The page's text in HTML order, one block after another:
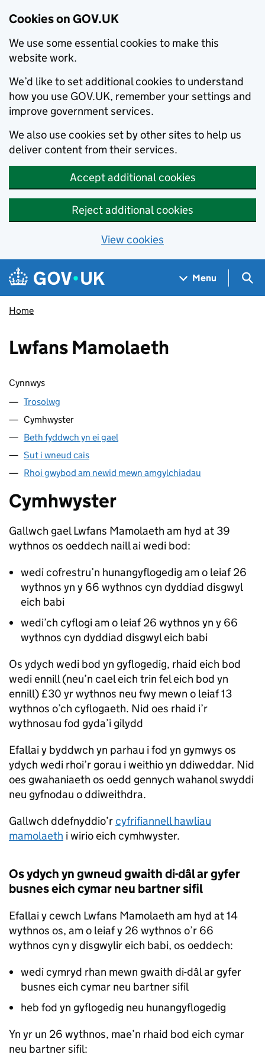
Cookies on GOV.UK
We use some essential cookies to make this
website work.
We’d like to set additional cookies to understand
how you use GOV.UK, remember your settings and
improve government services.
We also use cookies set by other sites to help us
deliver content from their services.
Accept additional cookies
Reject additional cookies
View cookies
Skip to main content
Navigation menu
Menu
Home
Lwfans Mamolaeth
Sgipio cynnwys
Cynnwys
Trosolwg
Cymhwyster
Beth fyddwch yn ei gael
Sut i wneud cais
Rhoi gwybod am newid mewn amgylchiadau
Cymhwyster
Gallwch gael Lwfans Mamolaeth am hyd at 39
wythnos os oeddech naill ai wedi bod:
wedi cofrestru’n hunangyflogedig am o leiaf 26
wythnos yn y 66 wythnos cyn dyddiad disgwyl
eich babi
wedi’ch cyflogi am o leiaf 26 wythnos yn y 66
wythnos cyn dyddiad disgwyl eich babi
Os ydych wedi bod yn gyflogedig, rhaid eich bod
wedi ennill (neu’n cael eich trin fel eich bod yn
ennill) £30 yr wythnos neu fwy mewn o leiaf 13
wythnos o’ch cyflogaeth. Nid oes rhaid i’r
wythnosau fod gyda’i gilydd
Efallai y byddwch yn parhau i fod yn gymwys os
ydych wedi rhoi’r gorau i weithio yn ddiweddar. Nid
oes gwahaniaeth os oedd gennych wahanol swyddi
neu gyfnodau o ddiweithdra.
Gallwch ddefnyddio’rcyfrifiannell hawliau
mamolaeth i wirio eich cymhwyster.
Os ydych yn gwneud gwaith di-dâl ar gyfer
busnes eich cymar neu bartner sifil
Efallai y cewch Lwfans Mamolaeth am hyd at 14
wythnos os, am o leiaf y 26 wythnos o’r 66
wythnos cyn y disgwylir eich babi, os oeddech:
wedi cymryd rhan mewn gwaith di-dâl ar gyfer
busnes eich cymar neu bartner sifil
heb fod yn gyflogedig neu hunangyflogedig
Yn yr un 26 wythnos, mae’n rhaid bod eich cymar
neu bartner sifil: